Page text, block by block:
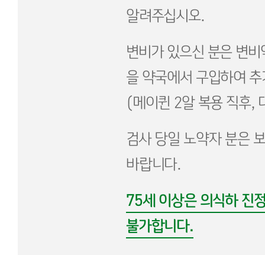
알려주십시오.
변비가 있으신 분은 변
을 약국에서 구입하여
(메이퀸 2알 복용 직후,
검사 당일 노약자 분은
바랍니다.
75세 이상은 의식하 진
불가합니다.